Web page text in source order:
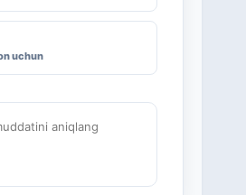
uchun
aniqlang